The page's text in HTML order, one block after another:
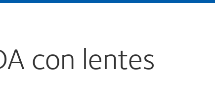
con lentes